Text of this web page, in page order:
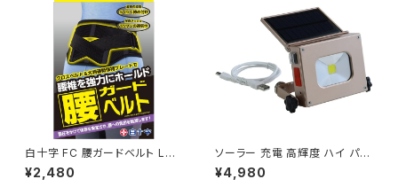
白十字 FC 腰ガードベルト L
L〜XL 男女共用 / JAN : 4987
603428133
¥2,480
ソーラー 充電 高輝度 ハイ パワ
ーLED ライト F9568 / JAN :
4965337019568
¥4,980